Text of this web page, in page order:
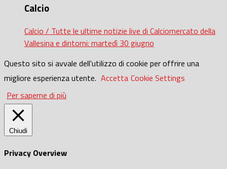
Calcio
Calcio / Tutte le ultime notizie live di Calciomercato della
Vallesina e dintorni: martedì 30 giugno
Questo sito si avvale dell'utilizzo di cookie per offrire una
migliore esperienza utente. Accetta Cookie Settings
Per saperne di più
Chiudi
Privacy Overview